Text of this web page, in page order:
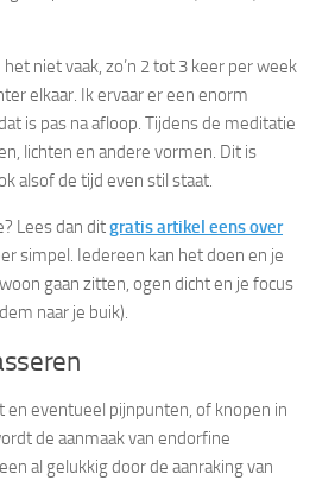
niet vaak, zo’n 2 tot 3 keer per week
elkaar. Ik ervaar er een enorm
is pas na afloop. Tijdens de meditatie
lichten en andere vormen. Dit is
alsof de tijd even stil staat.
Lees dan ditgratis artikel eens over
simpel. Iedereen kan het doen en je
gaan zitten, ogen dicht en je focus
naar je buik).
en eventueel pijnpunten, of knopen in
de aanmaak van endorfine
al gelukkig door de aanraking van